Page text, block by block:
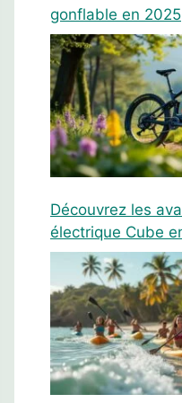
gonflable en 2025
Découvrez les
électrique Cube